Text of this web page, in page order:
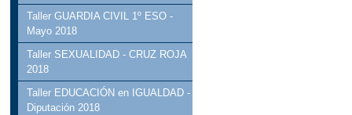
Taller GUARDIA CIVIL 1º ESO -
Mayo 2018
Taller SEXUALIDAD - CRUZ ROJA
2018
Taller EDUCACIÓN en IGUALDAD -
Diputación 2018